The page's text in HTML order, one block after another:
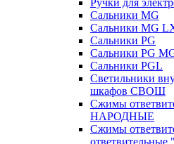
Ручки для
Сальники MG
Сальники MG
Сальники PG
Сальники PG
Сальники PGL
Светильники
шкафов СВОШ
Сжимы
НАРОДНЫЕ
Сжимы